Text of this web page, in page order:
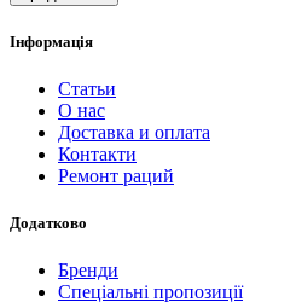
Інформація
Статьи
О нас
Доставка и оплата
Контакти
Ремонт раций
Додатково
Бренди
Спеціальні пропозиції